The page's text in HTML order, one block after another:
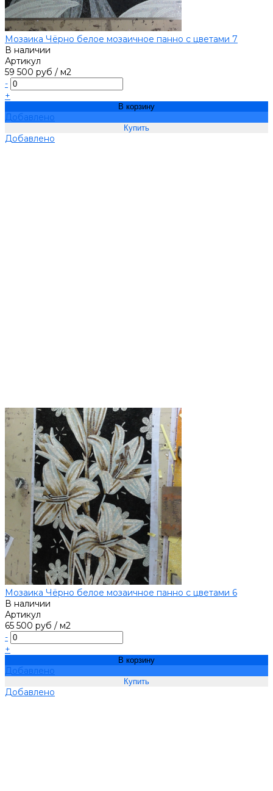
Мозаика Чёрно белое мозаичное панно с цветами 7
В наличии
Артикул
59 500 руб / м2
-
+
В корзину
Добавлено
Добавлено
Мозаика Чёрно белое мозаичное панно с цветами 6
В наличии
Артикул
65 500 руб / м2
-
+
В корзину
Добавлено
Добавлено